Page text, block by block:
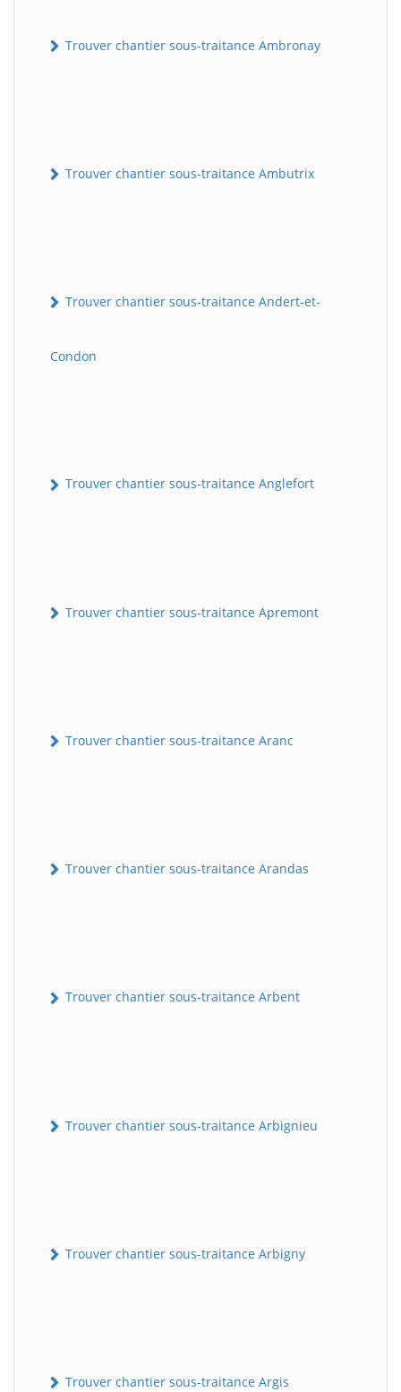
Trouver chantier sous-traitance Ambronay
Trouver chantier sous-traitance Ambutrix
Trouver chantier sous-traitance Andert-et-
Condon
Trouver chantier sous-traitance Anglefort
Trouver chantier sous-traitance Apremont
Trouver chantier sous-traitance Aranc
Trouver chantier sous-traitance Arandas
Trouver chantier sous-traitance Arbent
Trouver chantier sous-traitance Arbignieu
Trouver chantier sous-traitance Arbigny
Trouver chantier sous-traitance Argis